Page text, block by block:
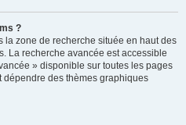
?
la zone de recherche située en haut des
La recherche avancée est accessible
» disponible sur toutes les pages
dépendre des thèmes graphiques